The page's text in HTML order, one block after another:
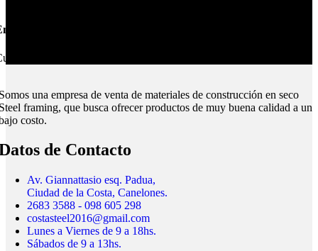
Montevideo e Interior.
todo el país.
una empresa de venta de materiales de construcción en seco
framing, que busca ofrecer productos de muy buena calidad a un
costo.
de Contacto
Av. Giannattasio esq. Padua,
Ciudad de la Costa, Canelones.
2683 3588 - 098 605 298
costasteel2016@gmail.com
Lunes a Viernes de 9 a 18hs.
Sábados de 9 a 13hs.